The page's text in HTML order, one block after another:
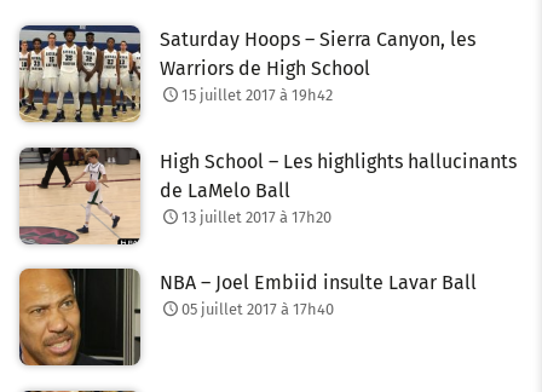
Saturday Hoops – Sierra Canyon, les
Warriors de High School
15 juillet 2017 à 19h42
High School – Les highlights hallucinants
de LaMelo Ball
13 juillet 2017 à 17h20
NBA – Joel Embiid insulte Lavar Ball
05 juillet 2017 à 17h40